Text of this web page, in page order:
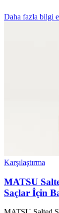
Daha fazla bilgi
Karşılaştırma
MATSU
Saçlar İçin